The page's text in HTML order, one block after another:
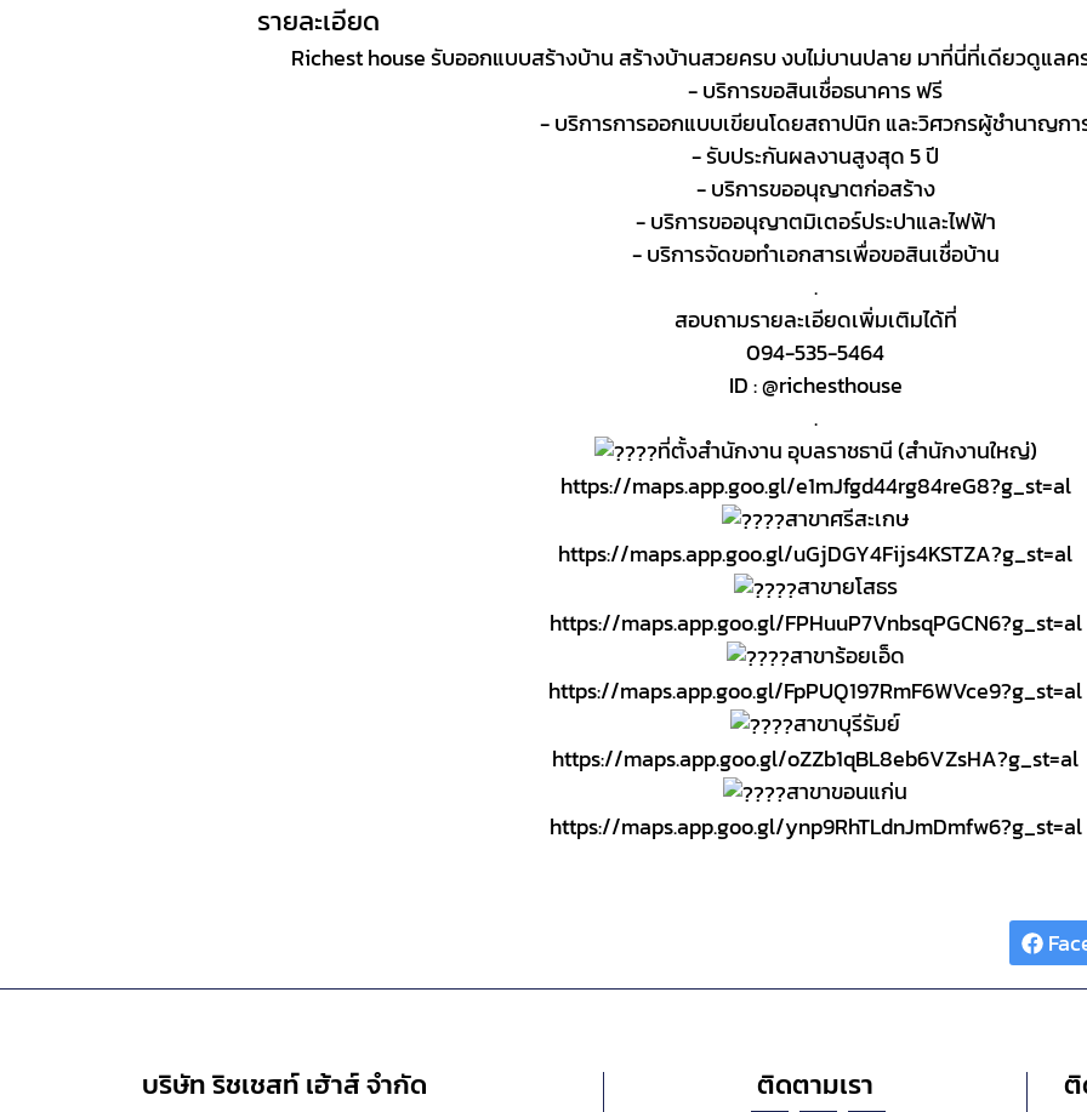
รายละเอียด
Richest house รับออกแบบสร้างบ้าน สร้างบ้านสวยครบ งบไม่บานปลาย มาที่นี่ที่เดียวดูแลค
- บริการขอสินเชื่อธนาคาร ฟรี
- บริการการออกแบบเขียนโดยสถาปนิก และวิศวกรผู้ชำนาญกา
- รับประกันผลงานสูงสุด 5 ปี
- บริการขออนุญาตก่อสร้าง
- บริการขออนุญาตมิเตอร์ประปาและไฟฟ้า
- บริการจัดขอทำเอกสารเพื่อขอสินเชื่อบ้าน
.
สอบถามรายละเอียดเพิ่มเติมได้ที่
094-535-5464
ID : @richesthouse
.
ที่ตั้งสำนักงาน อุบลราชธานี (สำนักงานใหญ่)
https://maps.app.goo.gl/e1mJfgd44rg84reG8?g_st=al
สาขาศรีสะเกษ
https://maps.app.goo.gl/uGjDGY4Fijs4KSTZA?g_st=al
สาขายโสธร
https://maps.app.goo.gl/FPHuuP7VnbsqPGCN6?g_st=al
สาขาร้อยเอ็ด
https://maps.app.goo.gl/FpPUQ197RmF6WVce9?g_st=al
สาขาบุรีรัมย์
https://maps.app.goo.gl/oZZb1qBL8eb6VZsHA?g_st=al
สาขาขอนแก่น
https://maps.app.goo.gl/ynp9RhTLdnJmDmfw6?g_st=al
บริษัท ริชเชสท์ เฮ้าส์ จำกัด
ติดตามเรา ติ